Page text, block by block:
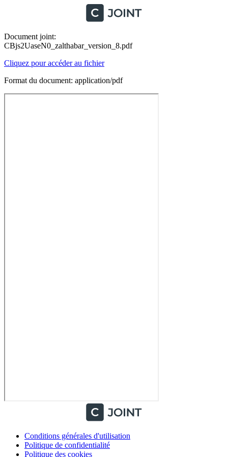
Document joint:
CBjs2UaseN0_zalthabar_version_8.pdf
Cliquez pour accéder au fichier
Format du document: application/pdf
Conditions générales d'utilisation
Politique de confidentialité
Politique des cookies